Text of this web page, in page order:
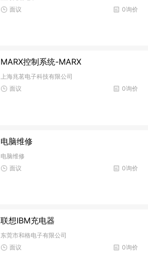
0询价
面议
MARX控制系统-MARX
上海兆茗电子科技有限公司
0询价
面议
电脑维修
电脑维修
0询价
面议
联想IBM充电器
东莞市和格电子有限公司
0询价
面议